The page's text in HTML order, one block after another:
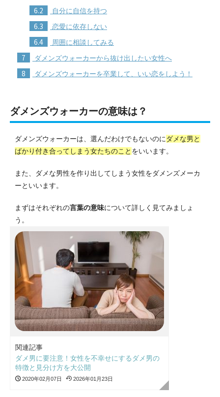
6.2 自分に自信を持つ
6.3 恋愛に依存しない
6.4 周囲に相談してみる
7 ダメンズウォーカーから抜け出したい女性へ
8 ダメンズウォーカーを卒業して、いい恋をしよう！
ダメンズウォーカーの意味は？
ダメンズウォーカーは、選んだわけでもないのに ダメな男と
ばかり付き合ってしまう女たちのこと をいいます。
また、ダメな男性を作り出してしまう女性をダメンズメーカ
ーといいます。
まずはそれぞれの言葉の意味について詳しく見てみましょ
う。
関連記事
ダメ男に要注意！女性を不幸せにするダメ男の
特徴と見分け方を大公開
2020年02月07日 2026年01月23日